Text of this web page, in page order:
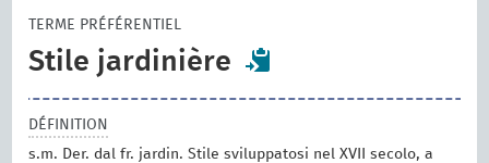
TERME PRÉFÉRENTIEL
Stile jardinière
DÉFINITION
s.m. Der. dal fr. jardin. Stile sviluppatosi nel XVII secolo, a